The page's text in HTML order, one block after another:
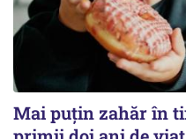
Mai puțin zahăr în